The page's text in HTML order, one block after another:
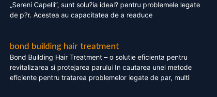
„Sereni Capelli”, sunt solu?ia ideal? pentru problemele legate
de p?r. Acestea au capacitatea de a readuce
bond building hair treatment
Bond Building Hair Treatment – o solutie eficienta pentru
revitalizarea si protejarea parului In cautarea unei metode
eficiente pentru tratarea problemelor legate de par, multi